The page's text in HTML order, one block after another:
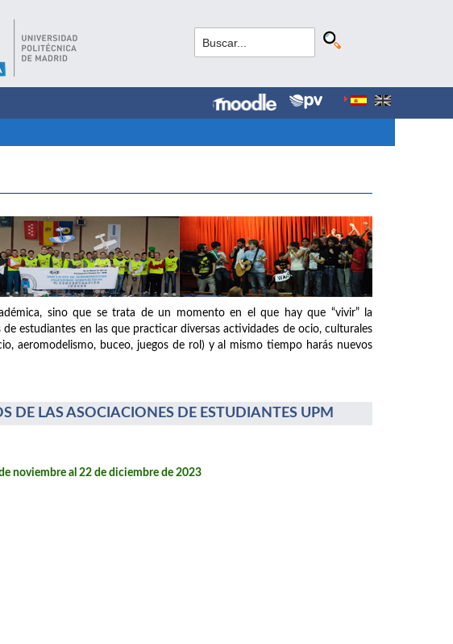
sino que se trata de un momento en el que hay que “vivir” la
estudiantes en las que practicar diversas actividades de ocio, culturales
aeromodelismo, buceo, juegos de rol) y al mismo tiempo harás nuevos
DE LAS ASOCIACIONES DE ESTUDIANTES UPM
noviembre al 22 de diciembre de 2023